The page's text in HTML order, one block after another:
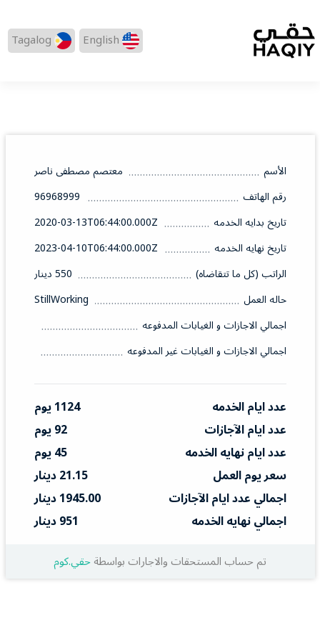
English
Tagalog
الأسم
معتصم مصطفى ناصر
رقم الهاتف
96968999
تاريخ بدايه الخدمه
2020-03-13T06:44:00.000Z
تاريخ نهايه الخدمه
2023-04-10T06:44:00.000Z
الراتب (كل ما تتقاضاه)
550 دينار
حاله العمل
StillWorking
اجمالي الاجازات و الغيابات المدفوعه
اجمالي الاجازات و الغيابات غير المدفوعه
عدد ايام الخدمه
1124 يوم
عدد ايام الآجازات
92 يوم
عدد ايام نهايه الخدمه
45 يوم
سعر يوم العمل
21.15 دينار
اجمالي عدد ايام الآجازات
1945.00 دينار
اجمالي نهايه الخدمه
951 دينار
تم حساب المستحقات والاجارات بواسطةحقي.كوم